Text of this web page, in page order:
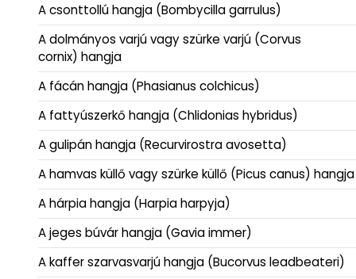
A csonttollú hangja (Bombycilla garrulus)
A dolmányos varjú vagy szürke varjú (Corvus
cornix) hangja
A fácán hangja (Phasianus colchicus)
A fattyúszerkő hangja (Chlidonias hybridus)
A gulipán hangja (Recurvirostra avosetta)
A hamvas küllő vagy szürke küllő (Picus canus) hangja
A hárpia hangja (Harpia harpyja)
A jeges búvár hangja (Gavia immer)
A kaffer szarvasvarjú hangja (Bucorvus leadbeateri)